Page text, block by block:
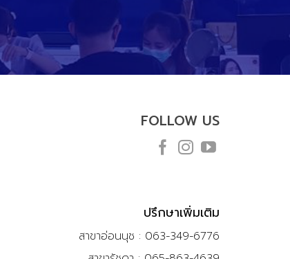
FOLLOW US
ปรึกษาเพิ่มเติม
สาขาอ่อนนุช : 063-349-6776